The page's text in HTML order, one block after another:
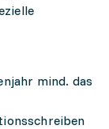
mind. das